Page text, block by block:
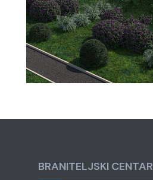
BRANITELJSKI CENTAR